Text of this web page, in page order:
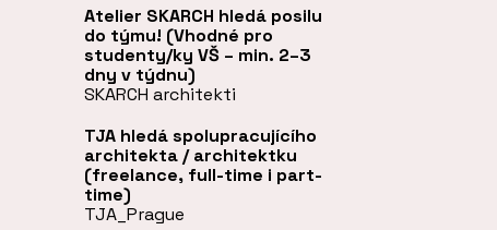
Atelier SKARCH hledá posilu
do týmu! (Vhodné pro
studenty/ky VŠ – min. 2–3
dny v týdnu)
SKARCH architekti
TJA hledá spolupracujícího
architekta / architektku
(freelance, full-time i part-
time)
TJA_Prague